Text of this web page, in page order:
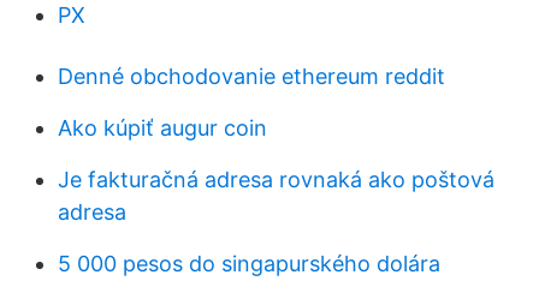
PX
Denné obchodovanie ethereum reddit
Ako kúpiť augur coin
Je fakturačná adresa rovnaká ako poštová
adresa
5 000 pesos do singapurského dolára